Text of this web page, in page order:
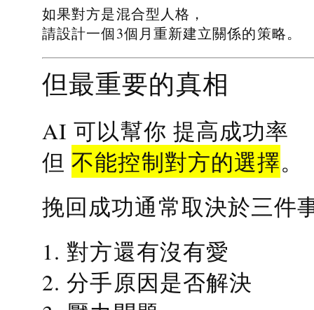
如果對方是混合型人格，
請設計一個3個月重新建立關係的策略。
但最重要的真相
AI 可以幫你 提高成功率
但不能控制對方的選擇。
挽回成功通常取決於三件
1. 對方還有沒有愛
2. 分手原因是否解決